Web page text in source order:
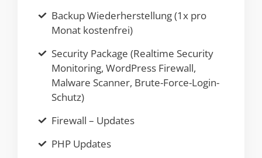
Backup Wiederherstellung (1x pro
Monat kostenfrei)
Security Package (Realtime Security
Monitoring, WordPress Firewall,
Malware Scanner, Brute-Force-Login-
Schutz)
Firewall – Updates
PHP Updates